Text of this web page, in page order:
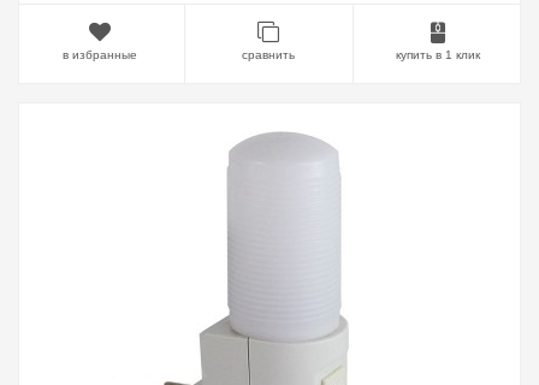
в избранные сравнить купить в 1 клик